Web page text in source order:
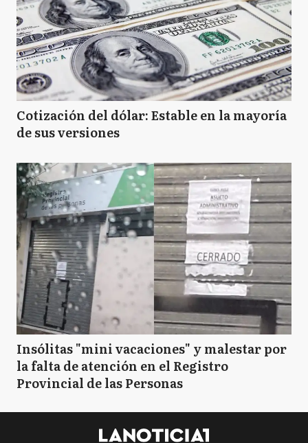
SC San Cayetano
SN San Nicolás
T Tandil
VL Vicente López
Cotización del dólar: Estable en la mayoría
de sus versiones
Insólitas "mini vacaciones" y malestar por
la falta de atención en el Registro
Provincial de las Personas